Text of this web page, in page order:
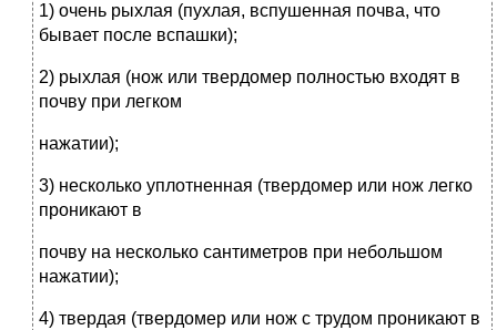
1) очень рыхлая (пухлая, вспушенная почва, что
бывает после вспашки);
2) рыхлая (нож или твердомер полностью входят в
почву при легком
нажатии);
3) несколько уплотненная (твердомер или нож легко
проникают в
почву на несколько сантиметров при небольшом
нажатии);
4) твердая (твердомер или нож с трудом проникают в